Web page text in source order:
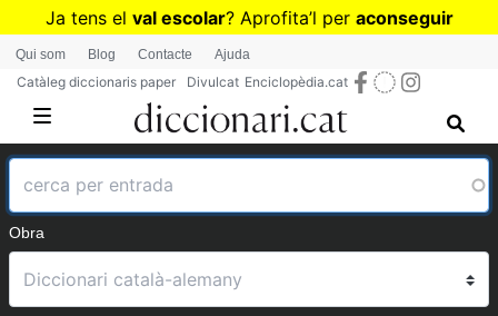
Vés
contingut
Ja tens el val escolar? Aprofita’l per aconseguir
diccionaris per a Primària o Secundària
Qui som Blog Contacte Ajuda
Catàleg diccionaris paper Divulcat Enciclopèdia.cat
Obra